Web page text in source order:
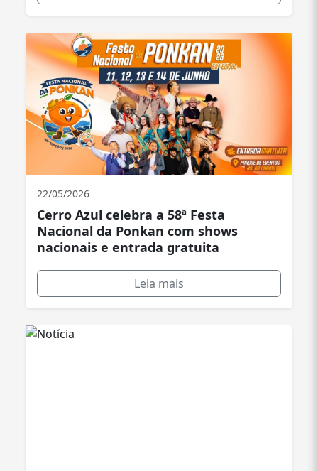
através de terceiros; os serviços de limpeza,
conservação e controle de terrenos no perímetro
urbano; a apreensão de animais; a administração e
manutenção de cemitérios: assessoramento aos
demais órgãos na área de sua competência e outras
atividades correlatas.
22/05/2026
Cerro Azul celebra a 58ª Festa
Nacional da Ponkan com shows
nacionais e entrada gratuita
Leia mais